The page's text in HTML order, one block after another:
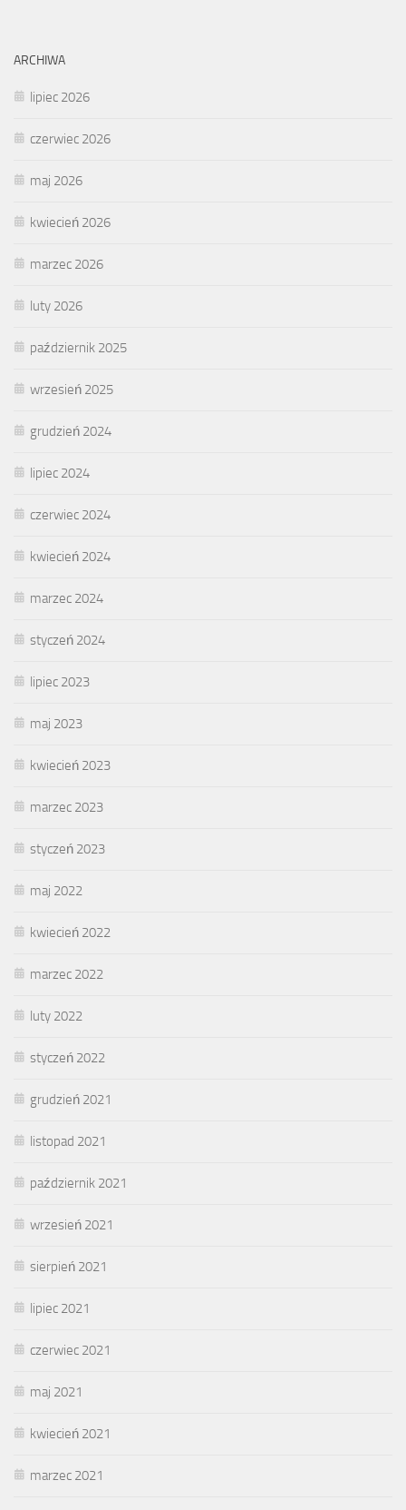
ARCHIWA
lipiec 2026
czerwiec 2026
maj 2026
kwiecień 2026
marzec 2026
luty 2026
październik 2025
wrzesień 2025
grudzień 2024
lipiec 2024
czerwiec 2024
kwiecień 2024
marzec 2024
styczeń 2024
lipiec 2023
maj 2023
kwiecień 2023
marzec 2023
styczeń 2023
maj 2022
kwiecień 2022
marzec 2022
luty 2022
styczeń 2022
grudzień 2021
listopad 2021
październik 2021
wrzesień 2021
sierpień 2021
lipiec 2021
czerwiec 2021
maj 2021
kwiecień 2021
marzec 2021